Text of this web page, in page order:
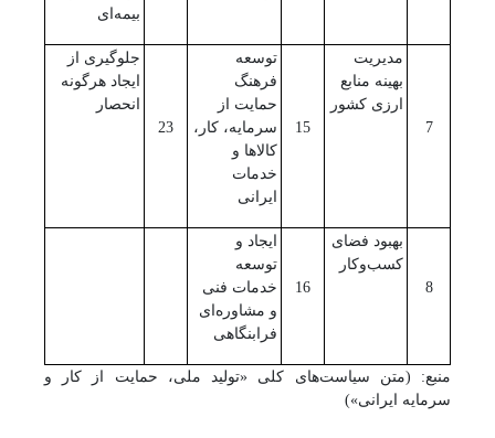
بیمه‌ای
7
مدیریت
بهینه منابع
ارزی کشور
15
توسعه
فرهنگ
حمایت از
سرمایه، کار،
کالاها و
خدمات
ایرانی
23
جلوگیری از
ایجاد هرگونه
انحصار
8
بهبود فضای
کسب‌وکار
16
ایجاد و
توسعه
خدمات فنی
و مشاوره‌‌ای
فرابنگاهی
منبع: (متن سیاست‌های کلی «تولید ملی، حمایت از کار و
سرمایه ایرانی»)